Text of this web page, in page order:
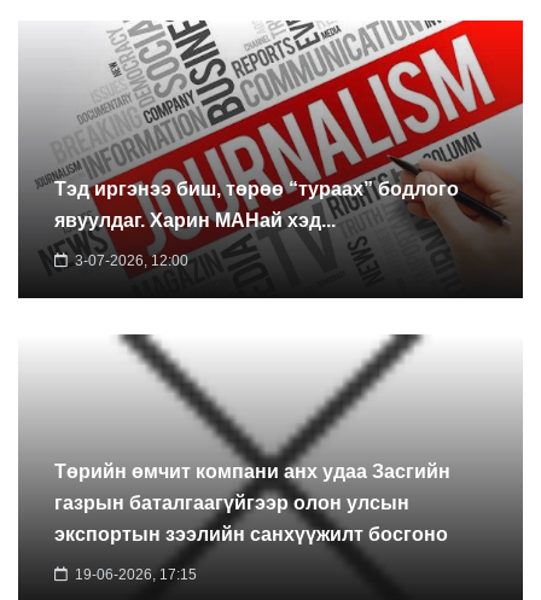
Тэд иргэнээ биш, төрөө “тураах” бодлого
явуулдаг. Харин МАНай хэд...
3-07-2026, 12:00
Төрийн өмчит компани анх удаа Засгийн
газрын баталгаагүйгээр олон улсын
экспортын зээлийн санхүүжилт босгоно
19-06-2026, 17:15